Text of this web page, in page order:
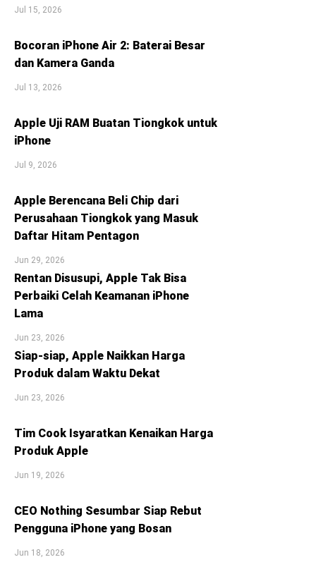
Jul 15, 2026
Bocoran iPhone Air 2: Baterai Besar
dan Kamera Ganda
Jul 13, 2026
Apple Uji RAM Buatan Tiongkok untuk
iPhone
Jul 9, 2026
Apple Berencana Beli Chip dari
Perusahaan Tiongkok yang Masuk
Daftar Hitam Pentagon
Jun 29, 2026
Rentan Disusupi, Apple Tak Bisa
Perbaiki Celah Keamanan iPhone
Lama
Jun 23, 2026
Siap-siap, Apple Naikkan Harga
Produk dalam Waktu Dekat
Jun 23, 2026
Tim Cook Isyaratkan Kenaikan Harga
Produk Apple
Jun 19, 2026
CEO Nothing Sesumbar Siap Rebut
Pengguna iPhone yang Bosan
Jun 18, 2026